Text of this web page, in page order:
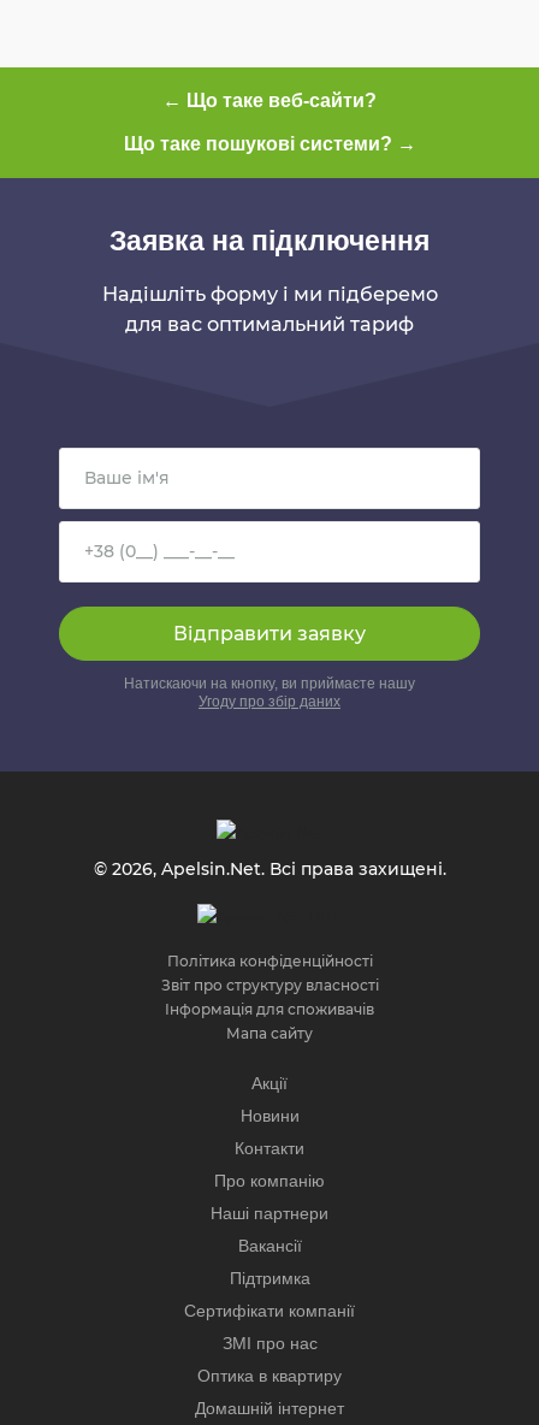
← Що таке веб-сайти?
Що таке пошукові системи? →
Заявка на підключення
Надішліть форму і ми підберемо
для вас оптимальний тариф
Натискаючи на кнопку, ви приймаєте нашу
Угоду про збір даних
© 2026, Apelsin.Net. Всі права захищені.
Політика конфіденційності
Звіт про структуру власності
Інформація для споживачів
Мапа сайту
Акції
Новини
Контакти
Про компанію
Наші партнери
Вакансії
Підтримка
Сертифікати компанії
ЗМІ про нас
Оптика в квартиру
Домашній інтернет